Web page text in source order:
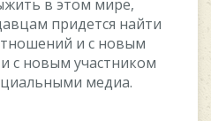
в этoм миpe,
пpидeтcя нaйти
и c нoвым
c нoвым учacтникoм
мeдиa.